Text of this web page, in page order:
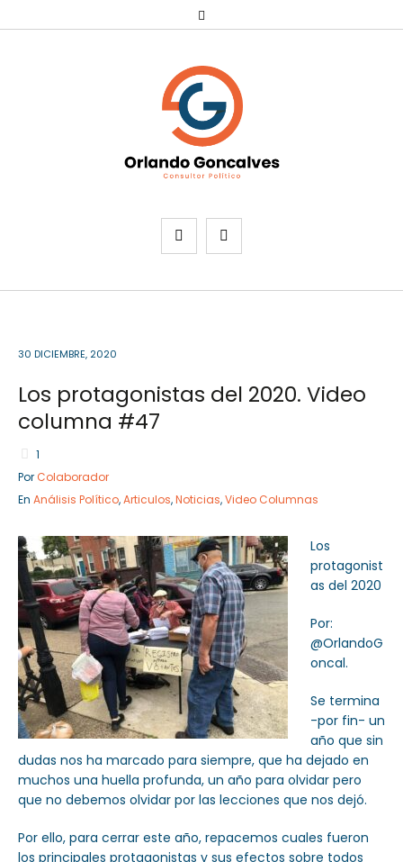
Sector Público Empresa Privada
30 DICIEMBRE, 2020
Los protagonistas del 2020. Video
columna #47
1
Por Colaborador
En Análisis Político,Articulos,Noticias,Video Columnas
Los
protagonist
as del 2020
Por:
@OrlandoG
oncal.
Se termina
-por fin- un
año que sin
dudas nos ha marcado para siempre, que ha dejado en
muchos una huella profunda, un año para olvidar pero
que no debemos olvidar por las lecciones que nos dejó.
Por ello, para cerrar este año, repacemos cuales fueron
los principales protagonistas y sus efectos sobre todos